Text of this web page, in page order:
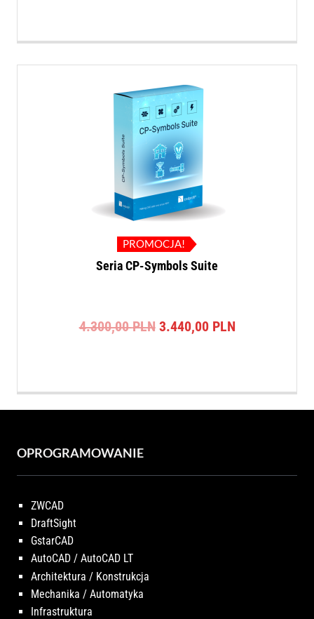
PROMOCJA!
Seria CP-Symbols Suite
4.300,00PLN Pierwotna
3.440,00 PLNAktualna
OPROGRAMOWANIE
ZWCAD
DraftSight
GstarCAD
AutoCAD / AutoCAD LT
Architektura / Konstrukcja
Mechanika / Automatyka
Infrastruktura